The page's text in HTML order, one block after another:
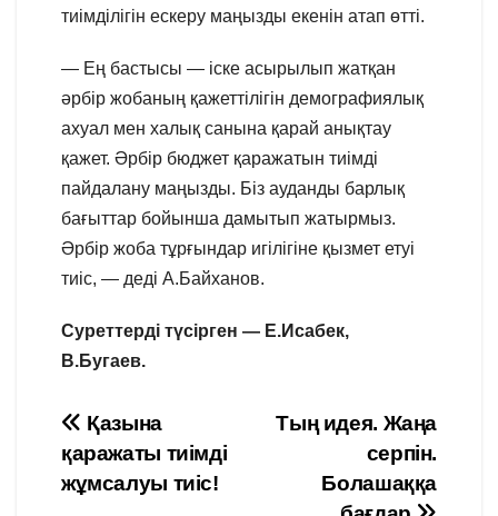
тиімділігін ескеру маңызды екенін атап өтті.
— Ең бастысы — іске асырылып жатқан
әрбір жобаның қажеттілігін демографиялық
ахуал мен халық санына қарай анықтау
қажет. Әрбір бюджет қаражатын тиімді
пайдалану маңызды. Біз ауданды барлық
бағыттар бойынша дамытып жатырмыз.
Әрбір жоба тұрғындар игілігіне қызмет етуі
тиіс, — деді А.Байханов.
Суреттерді түсірген — Е.Исабек,
В.Бугаев.
Навигация
по
Тың идея. Жаңа
серпін.
Болашаққа
Қазына
қаражаты тиімді
жұмсалуы тиіс!